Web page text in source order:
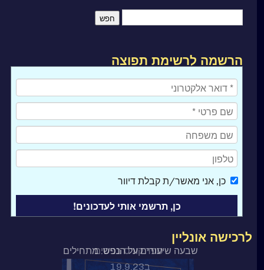
הרשמה לרשימת תפוצה
כן, אני מאשר/ת קבלת דיוור
לרכישה אונליין
ספר קורס בניסים